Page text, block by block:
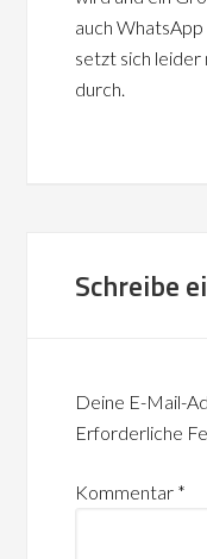
auch
setzt sich
durch.
Schreibe
Deine E-Mail-
Erforderliche
Kommentar *